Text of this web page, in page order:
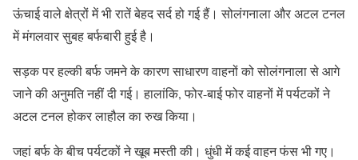
ऊंचाई वाले क्षेत्रों में भी रातें बेहद सर्द हो गई हैं। सोलंगनाला और अटल टनल
में मंगलवार सुबह बर्फबारी हुई है।
सड़क पर हल्की बर्फ जमने के कारण साधारण वाहनों को सोलंगनाला से आगे
जाने की अनुमति नहीं दी गई। हालांकि, फोर-बाई फोर वाहनों में पर्यटकों ने
अटल टनल होकर लाहौल का रुख किया।
जहां बर्फ के बीच पर्यटकों ने खूब मस्ती की। धुंधी में कई वाहन फंस भी गए।